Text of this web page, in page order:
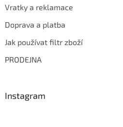
Vratky a reklamace
Doprava a platba
Jak používat filtr zboží
PRODEJNA
Instagram